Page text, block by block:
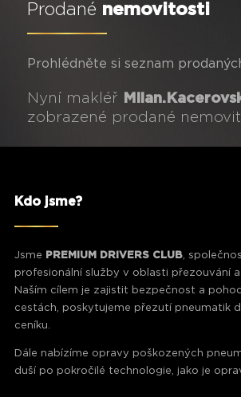
Prodané nemovitosti
Prohlédněte si seznam
Nyní makléř
zobrazené prodané
Kdo jsme?
Jsme PREMIUM DRIVERS CLUB,
profesionální služby v oblasti přezouvání
Naším cílem je zajistit bezpečnost a
cestách, poskytujeme přezutí pneumatik
ceníku.
Dále nabízíme opravy poškozených
duší po pokročilé technologie, jako je